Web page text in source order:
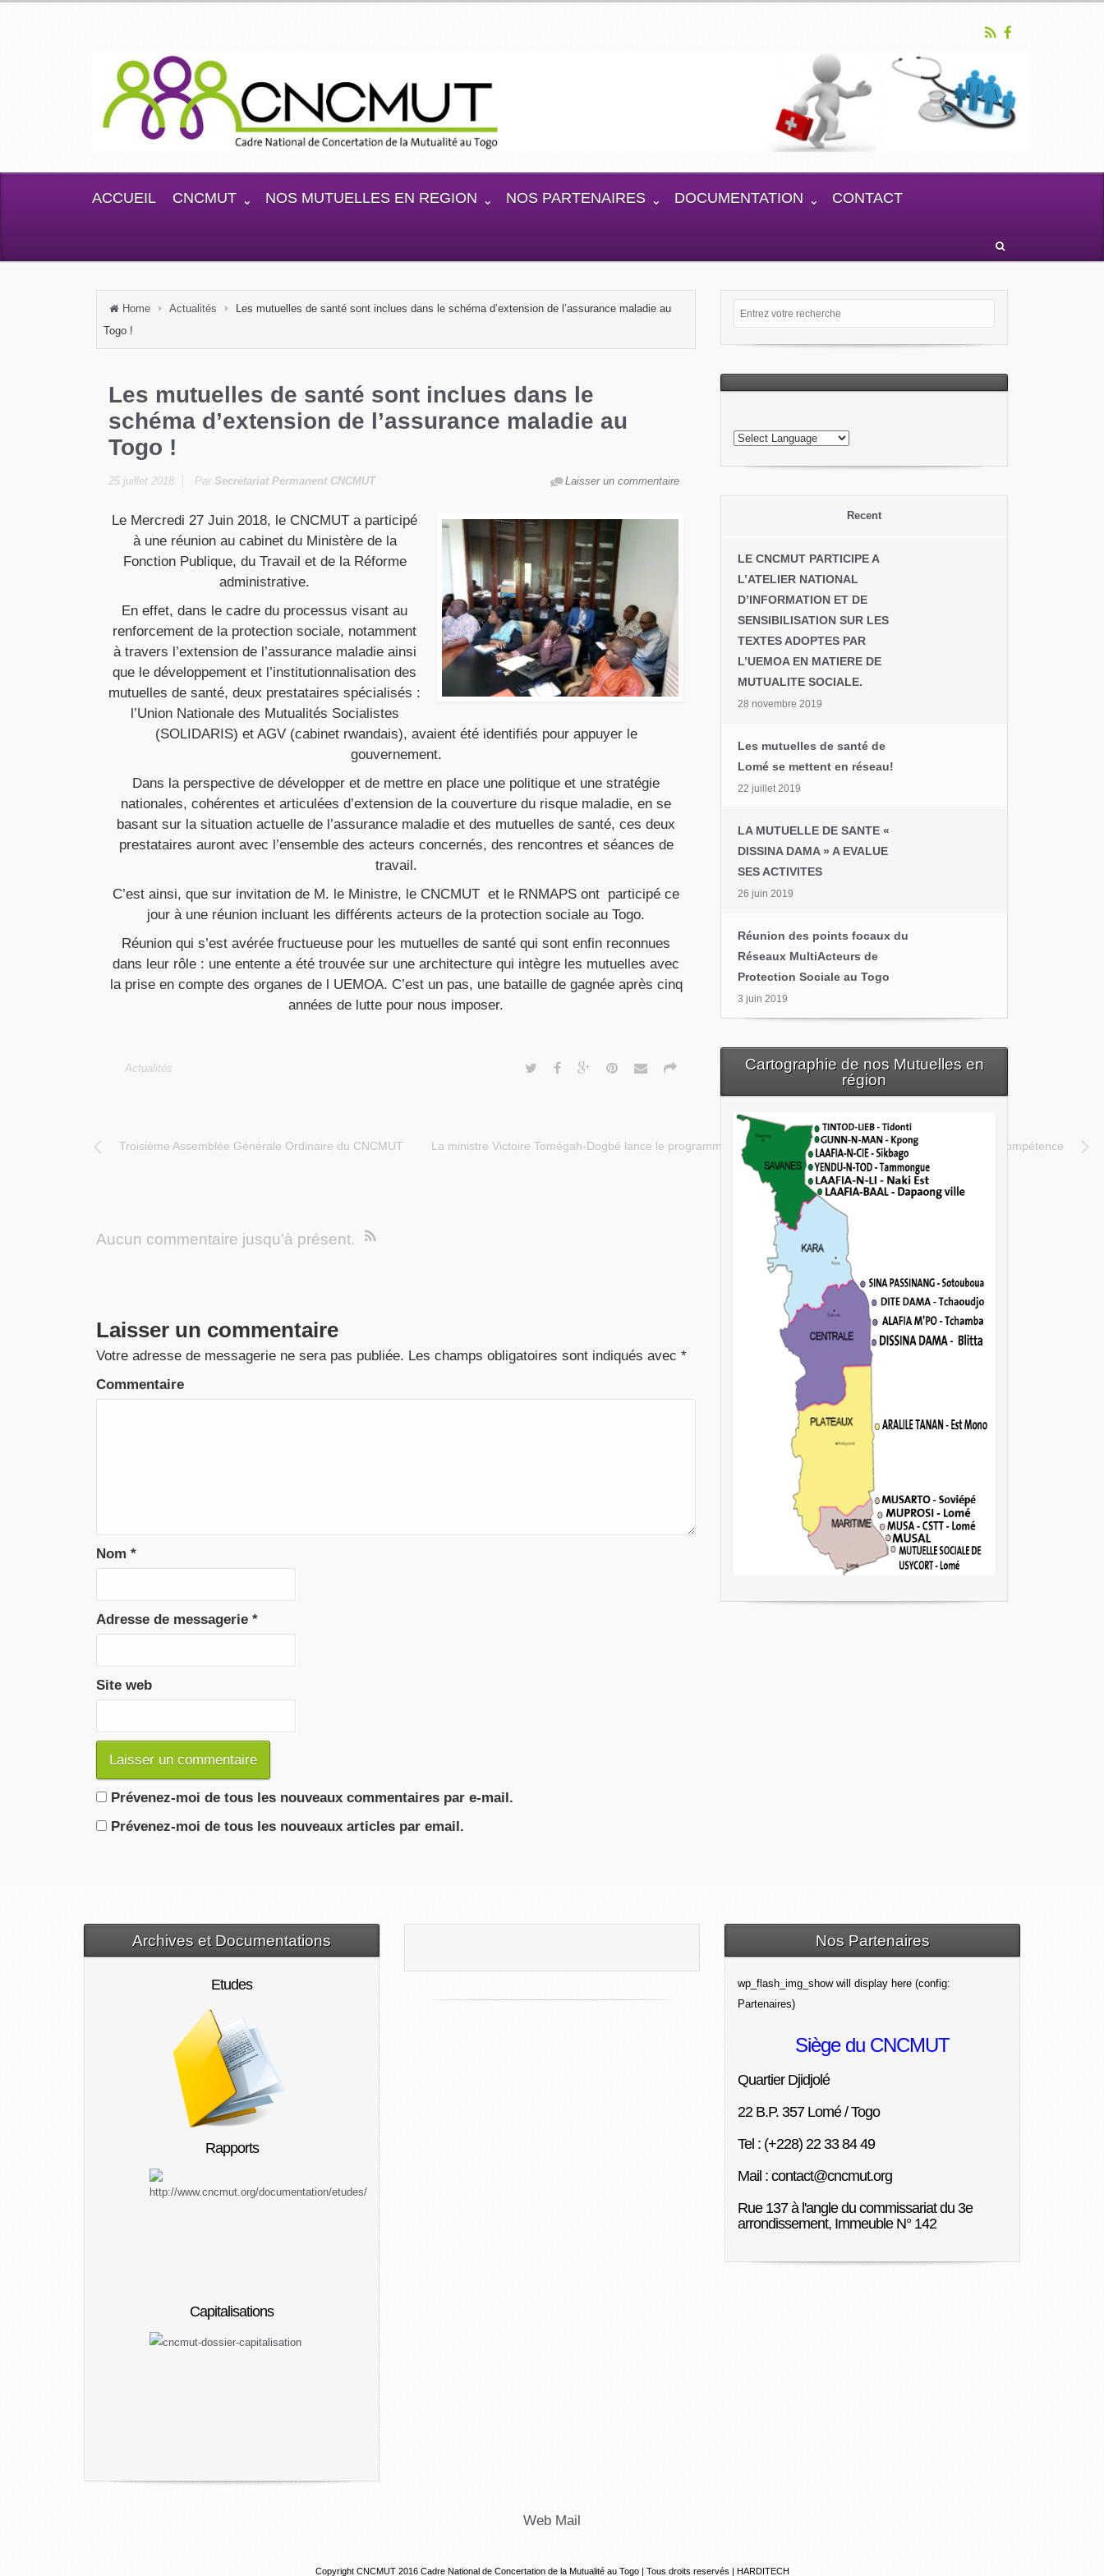
ACCUEIL CNCMUT NOS MUTUELLES EN REGION NOS PARTENAIRES DOCUMENTATION CONTACT
Home Actualités
Les mutuelles de santé sont inclues dans le schéma d’extension de l’assurance maladie au
Togo !
Les mutuelles de santé sont inclues dans le
schéma d’extension de l’assurance maladie au
Togo !
25 juillet 2018 Laisser un commentaire
Par Secrétariat Permanent CNCMUT
Le Mercredi 27 Juin 2018, le CNCMUT a participé
à une réunion au cabinet du Ministère de la
Fonction Publique, du Travail et de la Réforme
administrative.
En effet, dans le cadre du processus visant au
renforcement de la protection sociale, notamment
à travers l’extension de l’assurance maladie ainsi
que le développement et l’institutionnalisation des
mutuelles de santé, deux prestataires spécialisés :
l’Union Nationale des Mutualités Socialistes
(SOLIDARIS) et AGV (cabinet rwandais), avaient été identifiés pour appuyer le
gouvernement.
Dans la perspective de développer et de mettre en place une politique et une stratégie
nationales, cohérentes et articulées d’extension de la couverture du risque maladie, en se
basant sur la situation actuelle de l’assurance maladie et des mutuelles de santé, ces deux
prestataires auront avec l’ensemble des acteurs concernés, des rencontres et séances de
travail.
C’est ainsi, que sur invitation de M. le Ministre, le CNCMUT et le RNMAPS ont participé ce
jour à une réunion incluant les différents acteurs de la protection sociale au Togo.
Réunion qui s’est avérée fructueuse pour les mutuelles de santé qui sont enfin reconnues
dans leur rôle : une entente a été trouvée sur une architecture qui intègre les mutuelles avec
la prise en compte des organes de l UEMOA. C’est un pas, une bataille de gagnée après cinq
années de lutte pour nous imposer.
Actualités
Troisième Assemblée Générale Ordinaire du CNCMUT La ministre Victoire Tomégah-Dogbé lance le programme de couverture sociale des volontaires nationaux de compétence
Aucun commentaire jusqu'à présent.
Laisser un commentaire
Votre adresse de messagerie ne sera pas publiée. Les champs obligatoires sont indiqués avec *
Commentaire
Nom *
Adresse de messagerie *
Site web
Prévenez-moi de tous les nouveaux commentaires par e-mail.
Prévenez-moi de tous les nouveaux articles par email.
Recent
LE CNCMUT PARTICIPE A
L’ATELIER NATIONAL
D’INFORMATION ET DE
SENSIBILISATION SUR LES
TEXTES ADOPTES PAR
L’UEMOA EN MATIERE DE
MUTUALITE SOCIALE.
28 novembre 2019
Les mutuelles de santé de
Lomé se mettent en réseau!
22 juillet 2019
LA MUTUELLE DE SANTE «
DISSINA DAMA » A EVALUE
SES ACTIVITES
26 juin 2019
Réunion des points focaux du
Réseaux MultiActeurs de
Protection Sociale au Togo
3 juin 2019
Cartographie de nos Mutuelles en
région
Archives et Documentations
Etudes
Rapports
Capitalisations
Nos Partenaires
wp_flash_img_show will display here (config:
Partenaires)
Siège du CNCMUT
Quartier Djidjolé
22 B.P. 357 Lomé / Togo
Tel : (+228) 22 33 84 49
Mail : contact@cncmut.org
Rue 137 à l'angle du commissariat du 3e
arrondissement, Immeuble N° 142
Web Mail
Copyright CNCMUT 2016Cadre National de Concertation de la Mutualité au Togo | Tous droits reservés | HARDITECH